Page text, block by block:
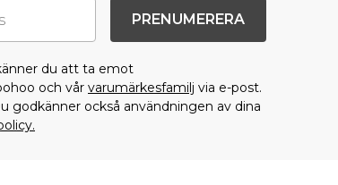
PRENUMERERA
du att ta emot
och vår varumärkesfamilj via e-post.
godkänner också användningen av dina